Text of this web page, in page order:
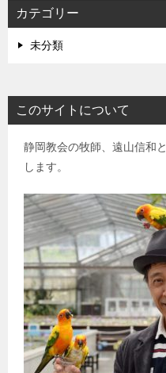
カテゴリー
未分類
このサイトについて
静岡教会の牧師、遠山信和
します。